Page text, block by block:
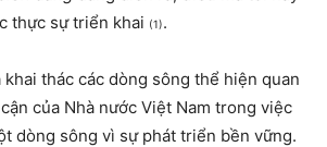
thực sự triển khai (1).
khai thác các dòng sông thể hiện quan
của Nhà nước Việt Nam trong việc
dòng sông vì sự phát triển bền vững.